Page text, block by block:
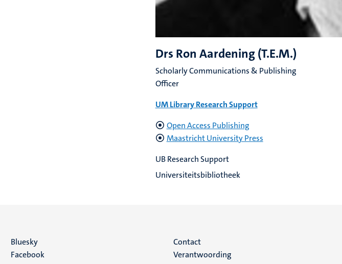
Drs Ron Aardening (T.E.M.)
Scholarly Communications & Publishing
Officer
UM Library Research Support
Open Access Publishing
Maastricht University Press
UB Research Support
Universiteitsbibliotheek
Social
Bluesky
Facebook
Menu
Contact
Verantwoording